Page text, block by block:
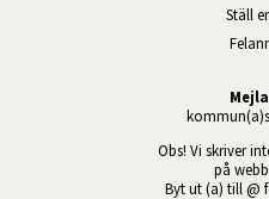
Ställ
Obs! Vi skriver
på
Byt ut (a) till @